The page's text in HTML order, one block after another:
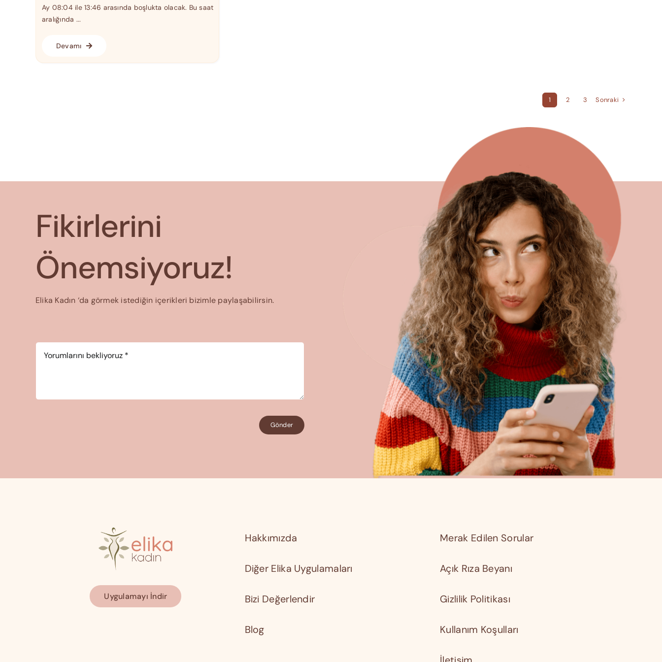
Ay 08:04 ile 13:46 arasında boşlukta olacak. Bu saat
aralığında ...
Devamı
1 2 3 Sonraki
Fikirlerini
Önemsiyoruz!
Elika Kadın ‘da görmek istediğin içerikleri bizimle paylaşabilirsin.
Gönder
Uygulamayı İndir
Hakkımızda
Diğer Elika Uygulamaları
Bizi Değerlendir
Blog
Merak Edilen Sorular
Açık Rıza Beyanı
Gizlilik Politikası
Kullanım Koşulları